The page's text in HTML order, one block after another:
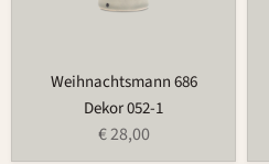
Weihnachtsmann 686
Dekor 052-1
€ 28,00